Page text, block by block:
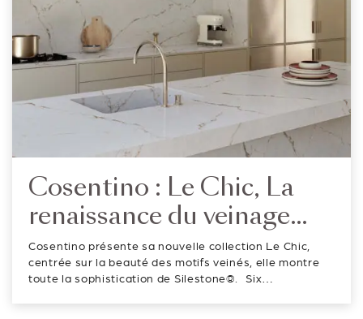
Cosentino : Le Chic, La
renaissance du veinage
Silestone®
Cosentino présente sa nouvelle collection Le Chic,
centrée sur la beauté des motifs veinés, elle montre
toute la sophistication de Silestone®. Six